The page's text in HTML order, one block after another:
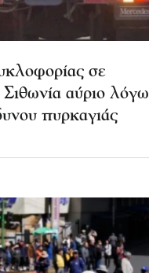
σε
αύριο λόγω
πυρκαγιάς